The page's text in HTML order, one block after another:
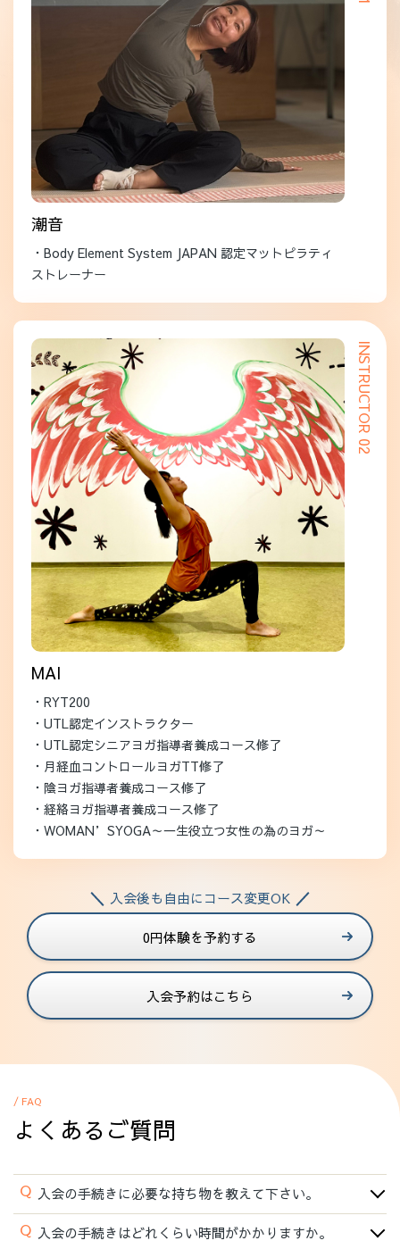
潮音
・Body Element System JAPAN 認定マットピラティ
ストレーナー
INSTRUCTOR 02
MAI
・RYT200
・UTL認定インストラクター
・UTL認定シニアヨガ指導者養成コース修了
・月経血コントロールヨガTT修了
・陰ヨガ指導者養成コース修了
・経絡ヨガ指導者養成コース修了
・WOMAN’SYOGA～一生役立つ女性の為のヨガ～
入会後も自由にコース変更OK
0円体験を予約する
入会予約はこちら
/ FAQ
よくあるご質問
Q 入会の手続きに必要な持ち物を教えて下さい。
Q 入会の手続きはどれくらい時間がかかりますか。